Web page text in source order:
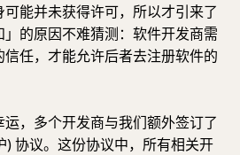
能并未获得许可，所以才引来了
的原因不难猜测：软件开发商需
任，才能允许后者去注册软件的
运，多个开发商与我们额外签订了
) 协议。这份协议中，所有相关开